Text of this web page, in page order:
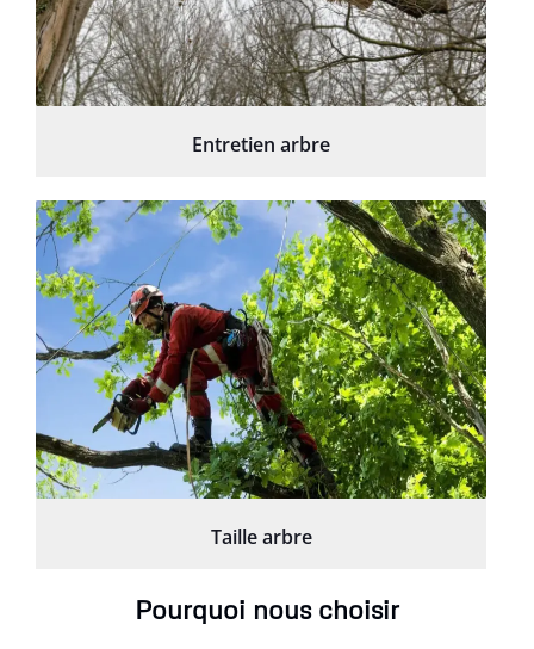
Entretien arbre
Taille arbre
Pourquoi nous choisir